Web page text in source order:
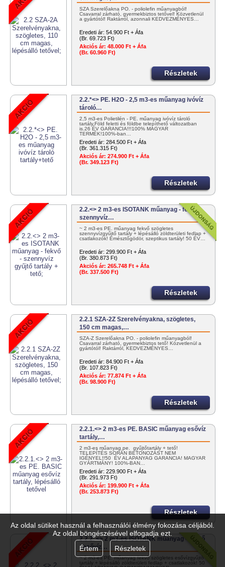
Az oldal sütiket használ a felhasználói élmény fokozása céljából.
Az oldal böngészésével elfogadja ezt.
Értem
Részletek
SZA Szerelőakna PO. - poliolefin műanyagból!
Csavarral zárható, gyermekbiztos tetővel! Közvetlenül
a gyártótól! Raktárról, azonnali KEDVEZMÉNYES…
Eredeti ár: 54.900 Ft + Áfa
(Br. 69.723 Ft)
Akciós ár: 48.000 Ft + Áfa
(Br. 60.960 Ft)
Részletek
2.2.*<> PE. H2O - 2,5 m3-es műanyag ivóvíz
tároló…
2,5 m3-es Polietilén - PE. műanyag ivóvíz tároló
tartály.Föld feletti és földbe telepíthető változatban
is.26 ÉV GARANCIA!!!100% MAGYAR
TERMÉK!100%-ban…
Eredeti ár: 284.500 Ft + Áfa
(Br. 361.315 Ft)
Akciós ár: 274.900 Ft + Áfa
(Br. 349.123 Ft)
Részletek
2.2.<> 2 m3-es ISOTANK műanyag - fekvő -
szennyvíz…
~ 2 m3-es PE. műanyag fekvő szögletes
szennyvízgyűjtő tartály + lépésálló zöldterületi fedlap +
csatlakozók! Emésztőgödör, szeptikus tartály! 50 ÉV…
Eredeti ár: 299.900 Ft + Áfa
(Br. 380.873 Ft)
Akciós ár: 265.748 Ft + Áfa
(Br. 337.500 Ft)
Részletek
2.2.1 SZA-2Z Szerelvényakna, szögletes,
150 cm magas,…
SZA-Z Szerelőakna PO. - poliolefin műanyagból!
Csavarral zárható, gyermekbiztos tető! Közvetlenül a
gyártótól! Raktárról, KEDVEZMÉNYES…
Eredeti ár: 84.900 Ft + Áfa
(Br. 107.823 Ft)
Akciós ár: 77.874 Ft + Áfa
(Br. 98.900 Ft)
Részletek
2.2.1.<> 2 m3-es PE. BASIC műanyag esővíz
tartály,…
2 m3-es műanyag pe. gyűjtőtartály + tető!
TELEPÍTÉS SORÁN BETONOZÁST NEM
IGÉNYEL!!50 ÉV ALAPANYAG GARANCIA! MAGYAR
GYÁRTMÁNY! 100%-BAN…
Eredeti ár: 229.900 Ft + Áfa
(Br. 291.973 Ft)
Akciós ár: 199.900 Ft + Áfa
(Br. 253.873 Ft)
Részletek
2.2.2. <> 2 m3-es ISOTANK műanyag - fekvő
- esővíz…
~ 2 m3-es PE. műanyag fekvő szögletes esővízgyűjtő
tartály + lépésálló zöldterületi fedlap + csatlakozók! 50